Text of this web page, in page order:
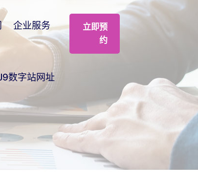
企业服务
数字站网址
立即预
约